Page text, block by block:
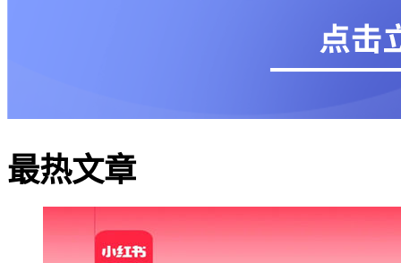
最热文章